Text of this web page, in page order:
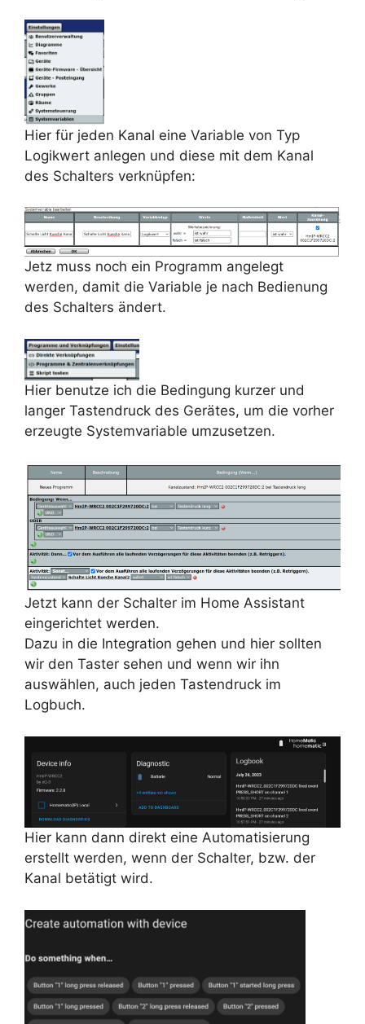
Hier für jeden Kanal eine Variable von Typ
Logikwert anlegen und diese mit dem Kanal
des Schalters verknüpfen:
Jetz muss noch ein Programm angelegt
werden, damit die Variable je nach Bedienung
des Schalters ändert.
Hier benutze ich die Bedingung kurzer und
langer Tastendruck des Gerätes, um die vorher
erzeugte Systemvariable umzusetzen.
Jetzt kann der Schalter im Home Assistant
eingerichtet werden.
Dazu in die Integration gehen und hier sollten
wir den Taster sehen und wenn wir ihn
auswählen, auch jeden Tastendruck im
Logbuch.
Hier kann dann direkt eine Automatisierung
erstellt werden, wenn der Schalter, bzw. der
Kanal betätigt wird.